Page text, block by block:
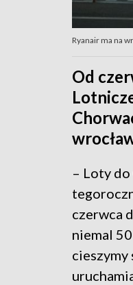
Ryanair ma na
Od
– Loty
czerwca
niemal
cieszymy